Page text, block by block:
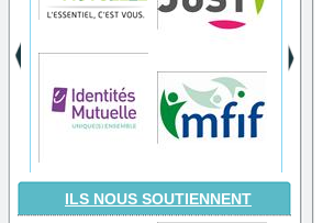
ILS NOUS SOUTIENNENT